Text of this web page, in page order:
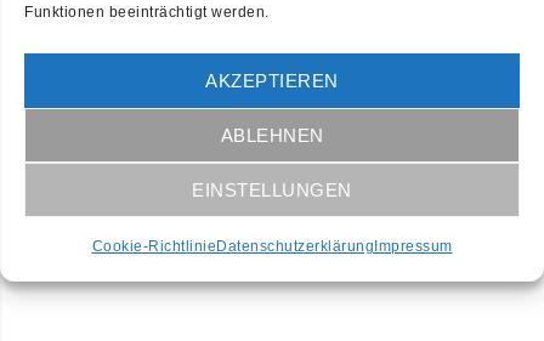
Funktionen beeinträchtigt werden.
AKZEPTIEREN
ABLEHNEN
EINSTELLUNGEN
Cookie-RichtlinieDatenschutzerklärungImpressum
Services: Design, Coding
Duration: 4 weeks